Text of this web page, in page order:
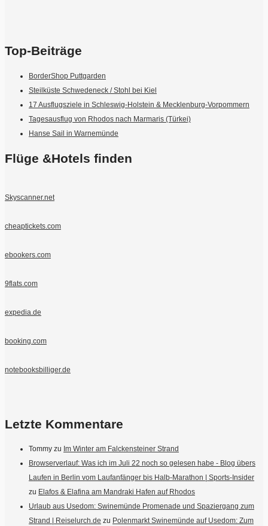
Top-Beiträge
BorderShop Puttgarden
Steilküste Schwedeneck / Stohl bei Kiel
17 Ausflugsziele in Schleswig-Holstein & Mecklenburg-Vorpommern
Tagesausflug von Rhodos nach Marmaris (Türkei)
Hanse Sail in Warnemünde
Flüge &Hotels finden
Skyscanner.net
cheaptickets.com
ebookers.com
9flats.com
expedia.de
booking.com
notebooksbilliger.de
Letzte Kommentare
Tommy zu Im Winter am Falckensteiner Strand
Browserverlauf: Was ich im Juli 22 noch so gelesen habe - Blog übers
Laufen in Berlin vom Laufanfänger bis Halb-Marathon | Sports-Insider
zu Elafos & Elafina am Mandraki Hafen auf Rhodos
Urlaub aus Usedom: Swinemünde Promenade und Spaziergang zum
Strand | Reiselurch.de zu Polenmarkt Swinemünde auf Usedom: Zum